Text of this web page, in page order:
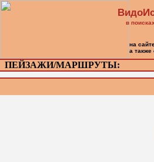
ПЕЙЗАЖИ/МАРШРУТЫ:
в
на
а также